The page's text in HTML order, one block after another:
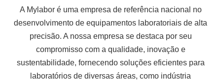
A Mylabor é uma empresa de referência nacional no
desenvolvimento de equipamentos laboratoriais de alta
precisão. A nossa empresa se destaca por seu
compromisso com a qualidade, inovação e
sustentabilidade, fornecendo soluções eficientes para
laboratórios de diversas áreas, como indústria